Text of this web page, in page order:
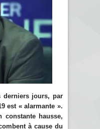
derniers jours, par
est « alarmante ».
constante hausse,
à cause du